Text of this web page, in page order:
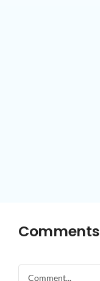
Comments
Comment